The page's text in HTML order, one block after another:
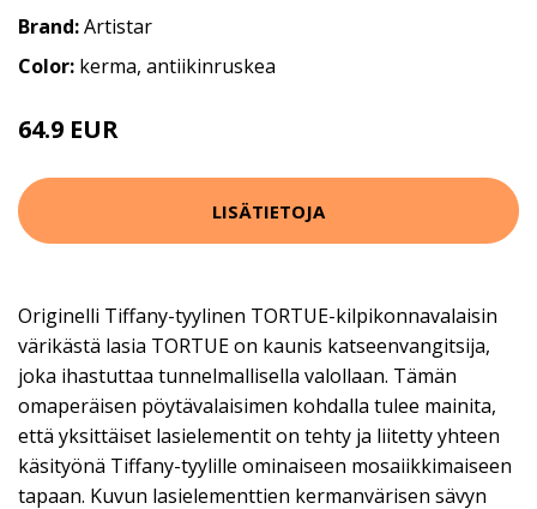
Brand:Artistar
Color: kerma, antiikinruskea
64.9 EUR
LISÄTIETOJA
Originelli Tiffany-tyylinen TORTUE-kilpikonnavalaisin
värikästä lasia TORTUE on kaunis katseenvangitsija,
joka ihastuttaa tunnelmallisella valollaan. Tämän
omaperäisen pöytävalaisimen kohdalla tulee mainita,
että yksittäiset lasielementit on tehty ja liitetty yhteen
käsityönä Tiffany-tyylille ominaiseen mosaiikkimaiseen
tapaan. Kuvun lasielementtien kermanvärisen sävyn